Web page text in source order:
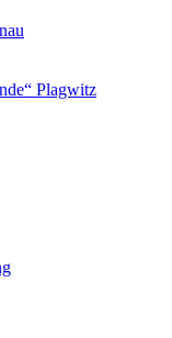
Plagwitz